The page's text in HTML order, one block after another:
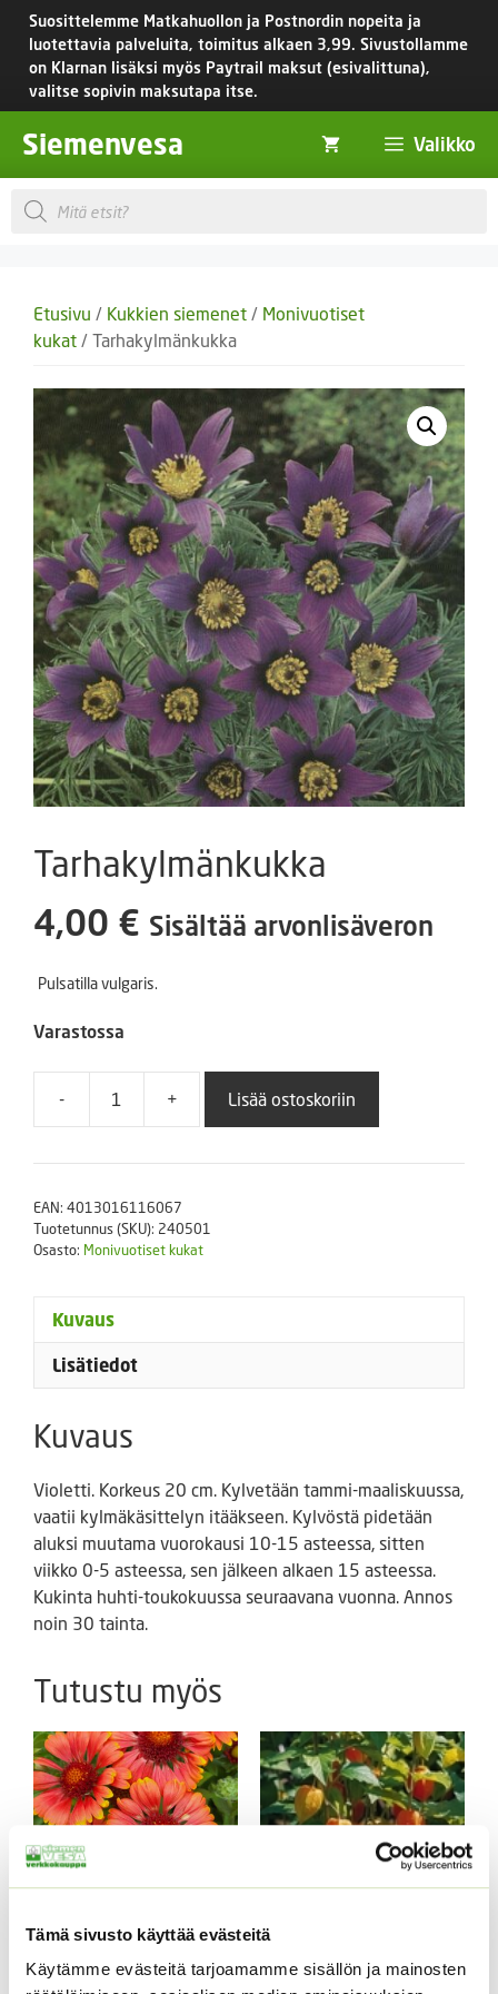
Tämä sivusto käyttää evästeitä
Käytämme evästeitä tarjoamamme sisällön ja mainosten
Siirry
sisältöön
Suosittelemme Matkahuollon ja Postnordin nopeita ja
luotettavia palveluita, toimitus alkaen 3,99. Sivustollamme
on Klarnan lisäksi myös Paytrail maksut (esivalittuna),
valitse sopivin maksutapa itse.
Siemenvesa Valikko
Products
search
Etusivu / Kukkien siemenet / Monivuotiset
kukat / Tarhakylmänkukka
Tarhakylmänkukka
4,00 € Sisältää arvonlisäveron
Pulsatilla vulgaris.
Varastossa
-
Tarhakylmänkukka
+ Lisää ostoskoriin
EAN: 4013016116067
Tuotetunnus (SKU): 240501
Osasto: Monivuotiset kukat
Kuvaus
Lisätiedot
Kuvaus
Violetti. Korkeus 20 cm. Kylvetään tammi-maaliskuussa,
vaatii kylmäkäsittelyn itääkseen. Kylvöstä pidetään
aluksi muutama vuorokausi 10-15 asteessa, sitten
viikko 0-5 asteessa, sen jälkeen alkaen 15 asteessa.
Kukinta huhti-toukokuussa seuraavana vuonna. Annos
noin 30 tainta.
Tutustu myös
Loistosädekukka
Arizona Red Shades
Lyhtykoiso 1 g